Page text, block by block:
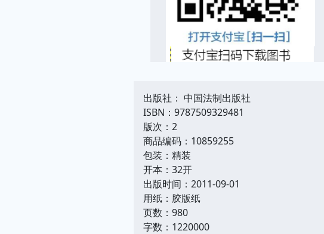
出版社： 中国法制出版社
ISBN：9787509329481
版次：2
商品编码：10859255
包装：精装
开本：32开
出版时间：2011-09-01
用纸：胶版纸
页数：980
字数：1220000